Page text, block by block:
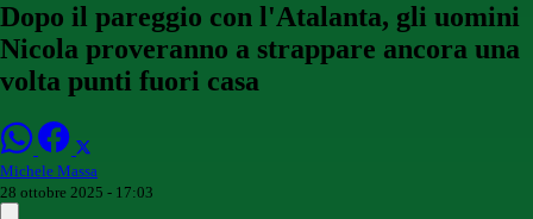
Dopo il pareggio con l'Atalanta, gli uomini
Nicola proveranno a strappare ancora una
volta punti fuori casa
Michele Massa
28 ottobre 2025 - 17:03